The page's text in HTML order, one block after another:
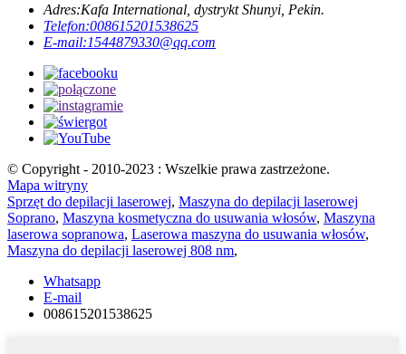
Adres:Kafa International, dystrykt Shunyi, Pekin.
Telefon:008615201538625
E-mail:1544879330@qq.com
© Copyright - 2010-2023 : Wszelkie prawa zastrzeżone.
Mapa witryny
Sprzęt do depilacji laserowej, Maszyna do depilacji laserowej
Soprano, Maszyna kosmetyczna do usuwania włosów, Maszyna
laserowa sopranowa, Laserowa maszyna do usuwania włosów,
Maszyna do depilacji laserowej 808 nm,
Whatsapp
E-mail
008615201538625